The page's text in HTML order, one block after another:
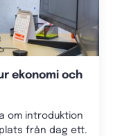
ekonomi och
om introduktion
från dag ett.